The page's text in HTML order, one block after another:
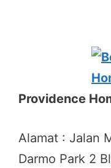
Providence
Alamat : Jalan
Darmo Park 2